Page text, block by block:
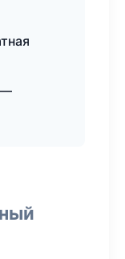
—